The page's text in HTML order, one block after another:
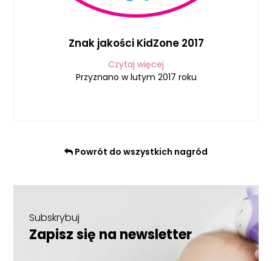
Znak jakości KidZone 2017
Czytaj więcej
Przyznano w lutym 2017 roku
Powrót do wszystkich nagród
Subskrybuj
Zapisz się na newsletter